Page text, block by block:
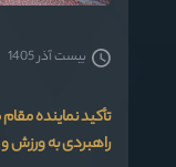
تأکید نماینده
راهبردی به ورزش
بیست آذر 1405